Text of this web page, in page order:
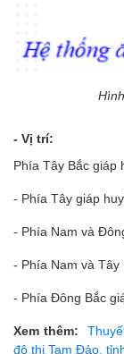
- Vị trí:
Phía Tây Bắc giáp
- Phía Tây giáp
- Phía Nam và
- Phía Nam và Tây
- Phía Đông Bắc
Xem thêm:
đô thị Tam Đảo,